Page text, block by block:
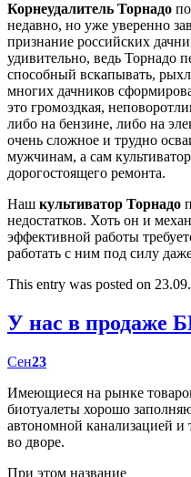
Корнеудалитель Торнадо
недавно, но уже уверенно
признание российских
удивительно, ведь Торнадо
способный вскапывать,
многих дачников
это громоздкая,
либо на бензине, либо на
очень сложное и трудно
мужчинам, а сам
дорогостоящего ремонта.
Наш культиватор Торнадо
недостатков. Хоть он и
эффективной работы
работать с ним под силу
This entry was posted on
У нас в
Сен23
Имеющиеся на рынке
биотуалеты хорошо
автономной канализацией и
во дворе.
При этом название